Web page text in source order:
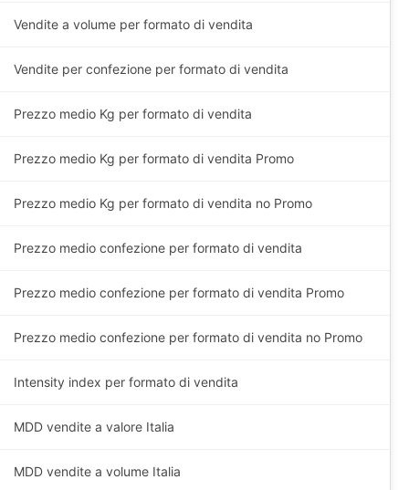
Vendite a volume per formato di vendita
Vendite per confezione per formato di vendita
Prezzo medio Kg per formato di vendita
Prezzo medio Kg per formato di vendita Promo
Prezzo medio Kg per formato di vendita no Promo
Prezzo medio confezione per formato di vendita
Prezzo medio confezione per formato di vendita Promo
Prezzo medio confezione per formato di vendita no Promo
Intensity index per formato di vendita
MDD vendite a valore Italia
MDD vendite a volume Italia